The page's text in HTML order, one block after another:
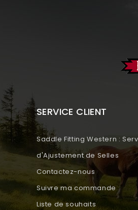
SERVICE CLIENT
Saddle Fitting Western :
d'Ajustement de Selles
Contactez-nous
Suivre ma commande
Liste de souhaits